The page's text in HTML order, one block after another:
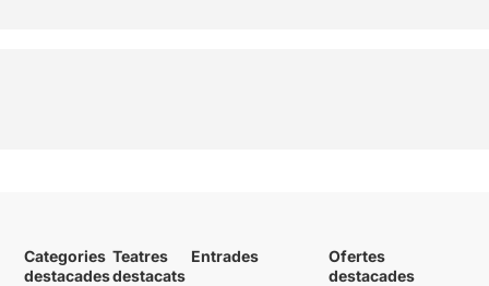
Categories
destacades
Teatres
destacats
Entrades
Ofertes
destacades